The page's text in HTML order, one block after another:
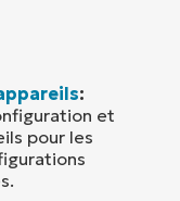
:
et
pour les